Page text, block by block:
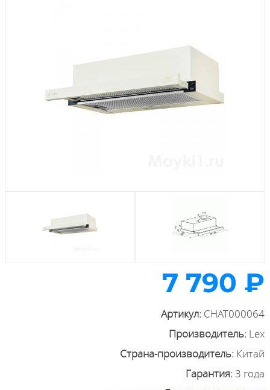
Холодильники
7 790 ₽
Артикул: CHAT000064
Производитель: Lex
Страна-производитель: Китай
Гарантия:3 года